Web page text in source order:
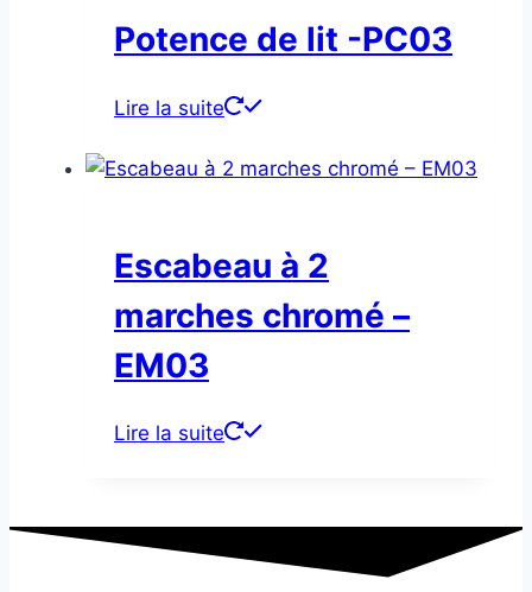
Potence de lit -PC03
Lire la suite
Escabeau à 2
marches chromé –
EM03
Lire la suite